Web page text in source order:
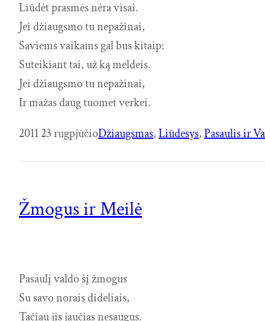
Liūdėt prasmės nėra visai.
Jei džiaugsmo tu nepažinai,
Saviems vaikams gal bus kitaip:
Suteikiant tai, už ką meldeis.
Jei džiaugsmo tu nepažinai,
Ir mažas daug tuomet verkei.
2011 23 rugpjūčioDžiaugsmas, Liūdesys, Pasaulis ir
Žmogus ir Meilė
Pasaulį valdo šį žmogus
Su savo norais dideliais,
Tačiau jis jaučias nesaugus.